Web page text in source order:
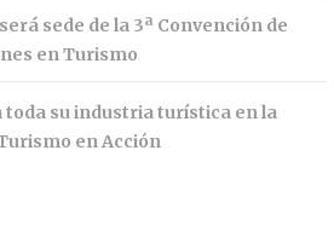
sede de la 3ª Convención de
en Turismo
toda su industria turística en la
en Acción